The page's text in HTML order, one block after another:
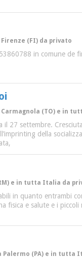
Firenze (FI) da privato
in comune de
Carmagnola (TO) e in
il 27 settembre.
della
e in tutta Italia da
in quanto entrambi
e salute e i
Palermo (PA) e in tutta